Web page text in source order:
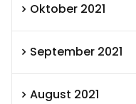
Oktober 2021
September 2021
August 2021